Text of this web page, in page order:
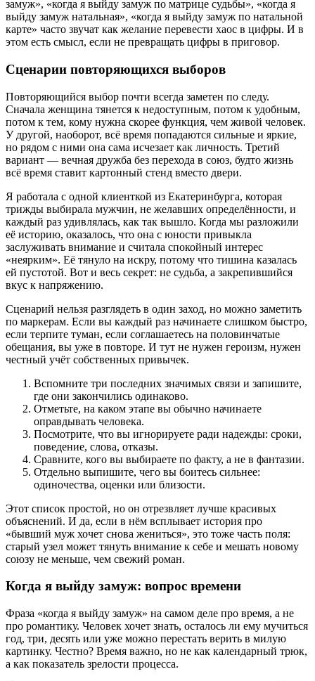
замуж», «когда я выйду замуж по матрице судьбы», «когда я
выйду замуж натальная», «когда я выйду замуж по натальной
карте» часто звучат как желание перевести хаос в цифры. И в
этом есть смысл, если не превращать цифры в приговор.
Сценарии повторяющихся выборов
Повторяющийся выбор почти всегда заметен по следу.
Сначала женщина тянется к недоступным, потом к удобным,
потом к тем, кому нужна скорее функция, чем живой человек.
У другой, наоборот, всё время попадаются сильные и яркие,
но рядом с ними она сама исчезает как личность. Третий
вариант — вечная дружба без перехода в союз, будто жизнь
всё время ставит картонный стенд вместо двери.
Я работала с одной клиенткой из Екатеринбурга, которая
трижды выбирала мужчин, не желавших определённости, и
каждый раз удивлялась, как так вышло. Когда мы разложили
её историю, оказалось, что она с юности привыкла
заслуживать внимание и считала спокойный интерес
«неярким». Её тянуло на искру, потому что тишина казалась
ей пустотой. Вот и весь секрет: не судьба, а закрепившийся
вкус к напряжению.
Сценарий нельзя разглядеть в один заход, но можно заметить
по маркерам. Если вы каждый раз начинаете слишком быстро,
если терпите туман, если соглашаетесь на половинчатые
обещания, вы уже в повторе. И тут не нужен героизм, нужен
честный учёт собственных привычек.
Вспомните три последних значимых связи и запишите,
где они закончились одинаково.
Отметьте, на каком этапе вы обычно начинаете
оправдывать человека.
Посмотрите, что вы игнорируете ради надежды: сроки,
поведение, слова, отказы.
Сравните, кого вы выбираете по факту, а не в фантазии.
Отдельно выпишите, чего вы боитесь сильнее:
одиночества, оценки или близости.
Этот список простой, но он отрезвляет лучше красивых
объяснений. И да, если в нём всплывает история про
«бывший муж хочет снова жениться», это тоже часть поля:
старый узел может тянуть внимание к себе и мешать новому
союзу не меньше, чем свежий роман.
Когда я выйду замуж: вопрос времени
Фраза «когда я выйду замуж» на самом деле про время, а не
про романтику. Человек хочет знать, осталось ли ему мучиться
год, три, десять или уже можно перестать верить в милую
картинку. Честно? Время важно, но не как календарный трюк,
а как показатель зрелости процесса.